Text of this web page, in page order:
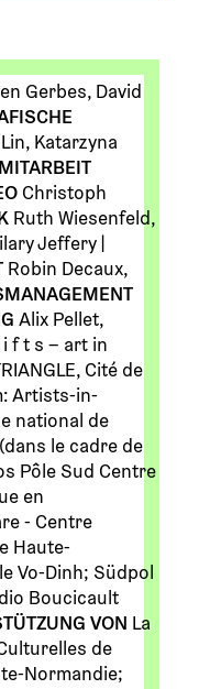
Gerbes, David
Katarzyna
Christoph
Ruth Wiesenfeld,
Jeffery |
Robin Decaux,
Alix Pellet,
i f t s – art in
Cité de
Artists-in-
national de
le cadre de
Pôle Sud Centre
en
- Centre
Haute-
Vo-Dinh; Südpol
Boucicault
VON La
de
Normandie;